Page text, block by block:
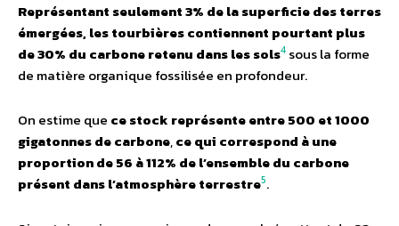
Représentant seulement 3% de la superficie des terres
émergées, les tourbières contiennent pourtant plus
de 30% du carbone retenu dans les sols4 sous la forme
de matière organique fossilisée en profondeur.
On estime que ce stock représente entre 500 et 1000
gigatonnes de carbone,ce qui correspond à une
proportion de 56 à 112% de l’ensemble du carbone
présent dans l’atmosphère terrestre5.